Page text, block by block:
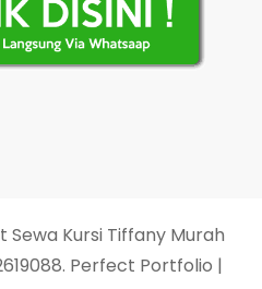
Sewa Kursi Tiffany Murah
. Perfect Portfolio |